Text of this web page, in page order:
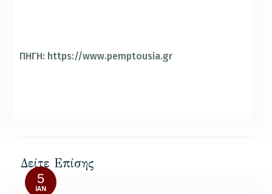
ΠΗΓΗ: https://www.pemptousia.gr
Δείτε Επίσης
5
ΙΑΝ